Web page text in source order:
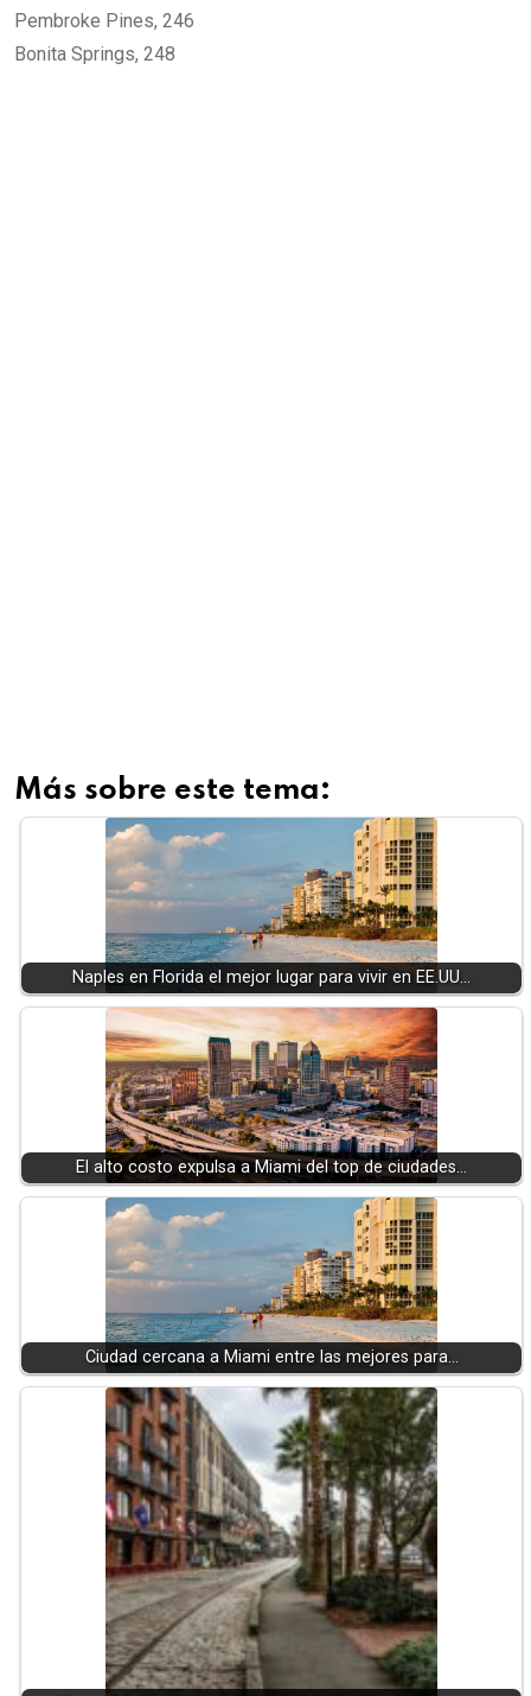
Pembroke Pines, 246
Bonita Springs, 248
Más sobre este tema:
Naples en Florida el mejor lugar para vivir en EE.UU…
El alto costo expulsa a Miami del top de ciudades…
Ciudad cercana a Miami entre las mejores para…